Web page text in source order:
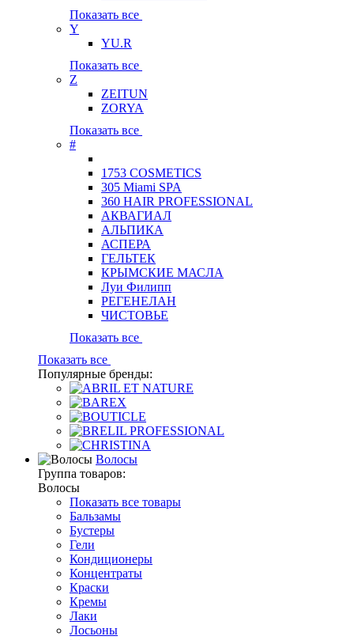
Показать все
Y
YU.R
Показать все
Z
ZEITUN
ZORYA
Показать все
#
1753 COSMETICS
305 Miami SPA
360 HAIR PROFESSIONAL
АКВАГИАЛ
АЛЬПИКА
АСПЕРА
ГЕЛЬТЕК
КРЫМСКИЕ МАСЛА
Луи Филипп
РЕГЕНЕЛАН
ЧИСТОВЬЕ
Показать все
Показать все
Популярные бренды:
Волосы
Группа товаров:
Волосы
Показать все товары
Бальзамы
Бустеры
Гели
Кондиционеры
Концентраты
Краски
Кремы
Лаки
Лосьоны